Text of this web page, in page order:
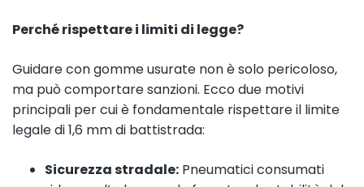
Perché rispettare i limiti di legge?
Guidare con gomme usurate non è solo pericoloso,
ma può comportare sanzioni. Ecco due motivi
principali per cui è fondamentale rispettare il limite
legale di 1,6 mm di battistrada:
Sicurezza stradale: Pneumatici consumati